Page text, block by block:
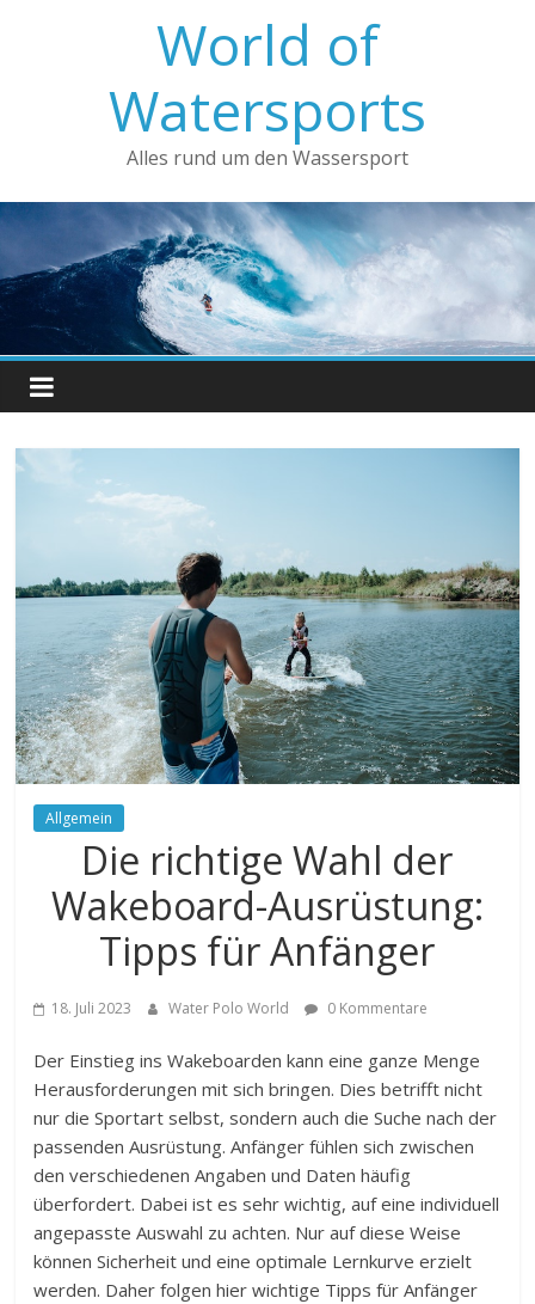
World of
Watersports
Alles rund um den Wassersport
Allgemein
Die richtige Wahl der
Wakeboard-Ausrüstung:
Tipps für Anfänger
18. Juli 2023 Water Polo World 0 Kommentare
Der Einstieg ins Wakeboarden kann eine ganze Menge
Herausforderungen mit sich bringen. Dies betrifft nicht
nur die Sportart selbst, sondern auch die Suche nach der
passenden Ausrüstung. Anfänger fühlen sich zwischen
den verschiedenen Angaben und Daten häufig
überfordert. Dabei ist es sehr wichtig, auf eine individuell
angepasste Auswahl zu achten. Nur auf diese Weise
können Sicherheit und eine optimale Lernkurve erzielt
werden. Daher folgen hier wichtige Tipps für Anfänger